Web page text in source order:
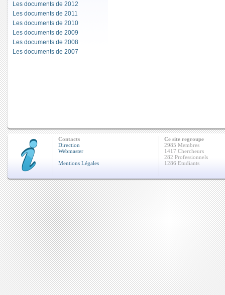
Les documents de 2012
Les documents de 2011
Les documents de 2010
Les documents de 2009
Les documents de 2008
Les documents de 2007
Contacts
Direction
Webmaster
Mentions Légales
Ce site regroupe
2985 Membres
1417 Chercheurs
282 Professionnels
1286 Etudiants